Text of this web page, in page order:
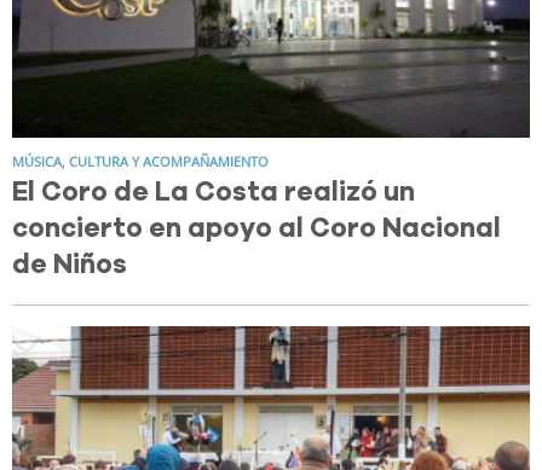
MÚSICA, CULTURA Y ACOMPAÑAMIENTO
El Coro de La Costa realizó un
concierto en apoyo al Coro Nacional
de Niños